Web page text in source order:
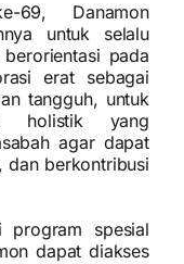
69, Danamon
untuk selalu
pada
erat sebagai
tangguh, untuk
holistik yang
agar dapat
dan berkontribusi
program spesial
dapat diakses